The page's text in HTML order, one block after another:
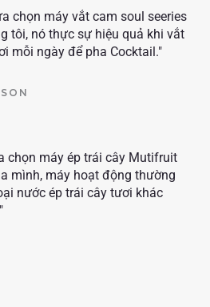
chọn máy vắt cam soul seeries
tôi, nó thực sự hiệu quả khi vắt
mỗi ngày để pha Cocktail."
chọn máy ép trái cây Mutifruit
mình, máy hoạt động thường
nước ép trái cây tươi khác